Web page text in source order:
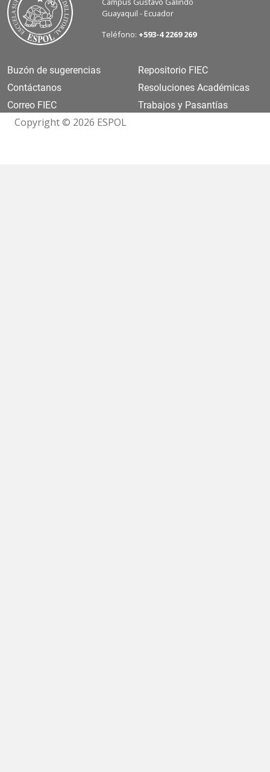
Guayaquil - Ecuador
Teléfono: +593-4 2269 269
Buzón de sugerencias
Contáctanos
Correo FIEC
Repositorio FIEC
Resoluciones Académicas
Trabajos y Pasantías
Copyright © 2026 ESPOL